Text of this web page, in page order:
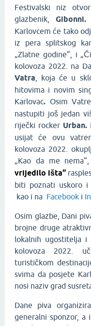
Festivalski niz
glazbenik, Gibonni.
Karlovcem će tako
iz pera splitskog
„Zlatne godine“, i
kolovoza 2022. na
Vatra , koja će u
hitovima i novim
Karlovac. Osim
nastupiti još jedan
riječki rocker Urban.
usijat će ovu
kolovoza 2022.
„Kao da me
vrijedilo išta“
biti poznati uskoro i
kao i na Facebook i
Osim glazbe, Dani
brojne druge
lokalnih ugostitelja
kolovoza 2022.
turističkom
svima da posjete
nosi naziv grad
Dane piva
generalni sponzor, a